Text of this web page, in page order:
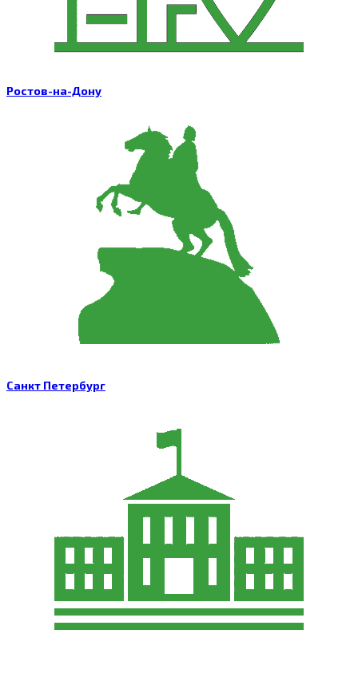
Ростов-на-Дону
Санкт Петербург